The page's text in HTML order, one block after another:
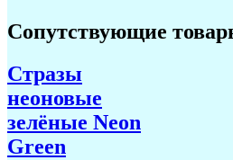
Сопутствующие
Стразы
неоновые
зелёные Neon
Green